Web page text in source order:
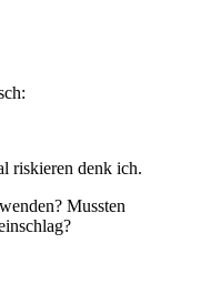
riskieren denk ich.
Mussten